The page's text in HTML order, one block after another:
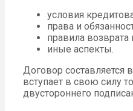
условия
права и
правила возврата
иные аспекты.
Договор составляется
вступает в свою силу
двустороннего